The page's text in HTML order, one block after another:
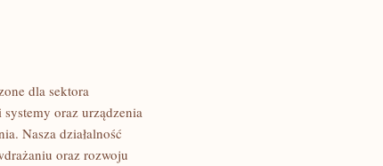
dla sektora
oraz urządzenia
Nasza działalność
oraz rozwoju